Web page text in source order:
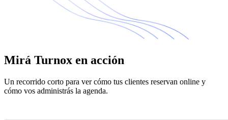
Mirá Turnox en acción
Un recorrido corto para ver cómo tus clientes reservan online y
cómo vos administrás la agenda.